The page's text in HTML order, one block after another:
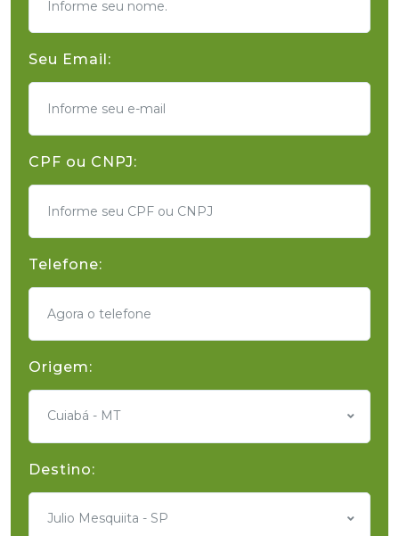
Seu Email:
CPF ou CNPJ:
Telefone:
Origem:
Cuiabá - MT
Destino:
Julio Mesquiita - SP